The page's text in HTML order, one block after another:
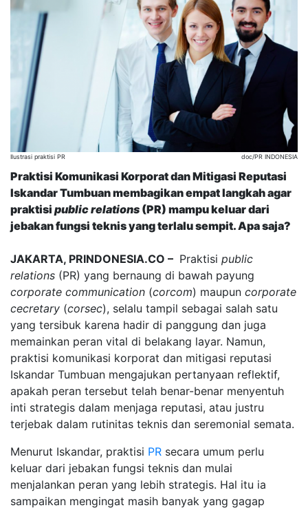
Ilustrasi praktisi PR doc/PR INDONESIA
Praktisi Komunikasi Korporat dan Mitigasi Reputasi
Iskandar Tumbuan membagikan empat langkah agar
praktisi public relations (PR) mampu keluar dari
jebakan fungsi teknis yang terlalu sempit. Apa saja?
JAKARTA, PRINDONESIA.CO – Praktisi public
relations (PR) yang bernaung di bawah payung
corporate communication (corcom) maupun corporate
cecretary (corsec), selalu tampil sebagai salah satu
yang tersibuk karena hadir di panggung dan juga
memainkan peran vital di belakang layar. Namun,
praktisi komunikasi korporat dan mitigasi reputasi
Iskandar Tumbuan mengajukan pertanyaan reflektif,
apakah peran tersebut telah benar-benar menyentuh
inti strategis dalam menjaga reputasi, atau justru
terjebak dalam rutinitas teknis dan seremonial semata.
Menurut Iskandar, praktisi PR secara umum perlu
keluar dari jebakan fungsi teknis dan mulai
menjalankan peran yang lebih strategis. Hal itu ia
sampaikan mengingat masih banyak yang gagap